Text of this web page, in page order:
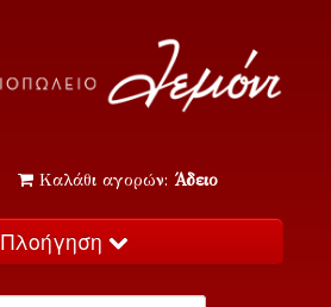
Καλάθι αγορών: Άδειο
Πλοήγηση